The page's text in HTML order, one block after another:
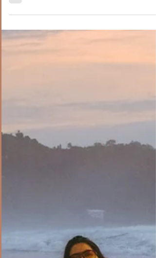
una maleta ligera. El viaje es parte de mi vida y
ligero es lo más importante para mi estilo de vida.
no comprarme tantas cosas , y sobretodo
accesorios y equipos de fotografía lo más ligero